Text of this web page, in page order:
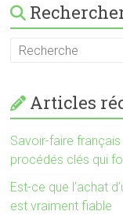
Articles
Savoir-faire
procédés clés qui
Est-ce que l’achat
est vraiment fiable